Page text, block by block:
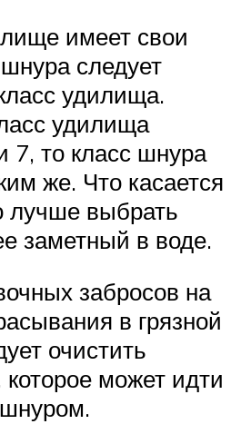
имеет свои
следует
удилища.
удилища
7, то класс шнура
же. Что касается
лучше выбрать
заметный в воде.
забросов на
в грязной
очистить
может идти